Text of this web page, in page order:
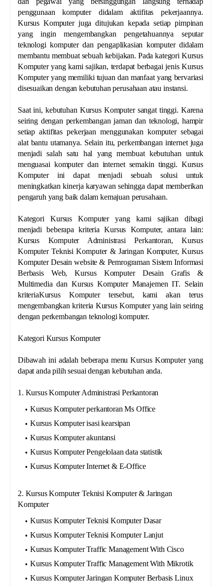
penggunaan komputer didalam aktifitas pekerjaannya.
Kursus Komputer juga ditujukan kepada setiap pimpinan
yang ingin mengembangkan pengetahuannya seputar
teknologi komputer dan pengaplikasian komputer didalam
membantu membuat sebuah kebijakan. Pada kategori Kursus
Komputer yang kami sajikan, terdapat berbagai jenis Kursus
Komputer yang memiliki tujuan dan manfaat yang bervariasi
disesuaikan dengan kebutuhan perusahaan atau instansi.
Saat ini, kebutuhan Kursus Komputer sangat tinggi. Karena
seiring dengan perkembangan jaman dan teknologi, hampir
setiap aktifitas pekerjaan menggunakan komputer sebagai
alat bantu utamanya. Selain itu, perkembangan internet juga
menjadi salah satu hal yang membuat kebutuhan untuk
menguasai komputer dan internet semakin tinggi. Kursus
Komputer ini dapat menjadi sebuah solusi untuk
meningkatkan kinerja karyawan sehingga dapat memberikan
pengaruh yang baik dalam kemajuan perusahaan.
Kategori Kursus Komputer yang kami sajikan dibagi
menjadi beberapa kriteria Kursus Komputer, antara lain:
Kursus Komputer Administrasi Perkantoran, Kursus
Komputer Teknisi Komputer & Jaringan Komputer, Kursus
Komputer Desain website & Pemrograman Sistem Informasi
Berbasis Web, Kursus Komputer Desain Grafis &
Multimedia dan Kursus Komputer Manajemen IT. Selain
kriteriaKursus Komputer tersebut, kami akan terus
mengembangkan kriteria Kursus Komputer yang lain seiring
dengan perkembangan teknologi komputer.
Kategori Kursus Komputer
Dibawah ini adalah beberapa menu Kursus Komputer yang
dapat anda pilih sesuai dengan kebutuhan anda.
1. Kursus Komputer Administrasi Perkantoran
Kursus Komputer perkantoran Ms Office
Kursus Komputer isasi kearsipan
Kursus Komputer akuntansi
Kursus Komputer Pengelolaan data statistik
Kursus Komputer Internet & E-Office
2. Kursus Komputer Teknisi Komputer & Jaringan
Komputer
Kursus Komputer Teknisi Komputer Dasar
Kursus Komputer Teknisi Komputer Lanjut
Kursus Komputer Traffic Management With Cisco
Kursus Komputer Traffic Management With Mikrotik
Kursus Komputer Jaringan Komputer Berbasis Linux